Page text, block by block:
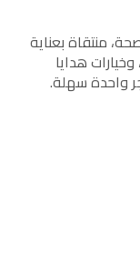
منتقاة بعناية
هدايا
واحدة سهلة.